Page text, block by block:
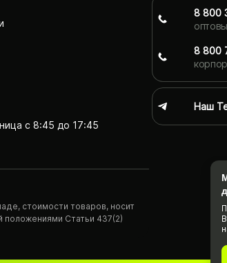
с 8:45 до 17:45
стоимости товаров, носит
положениями Статьи 437(2)
8 800
8 800
Наш